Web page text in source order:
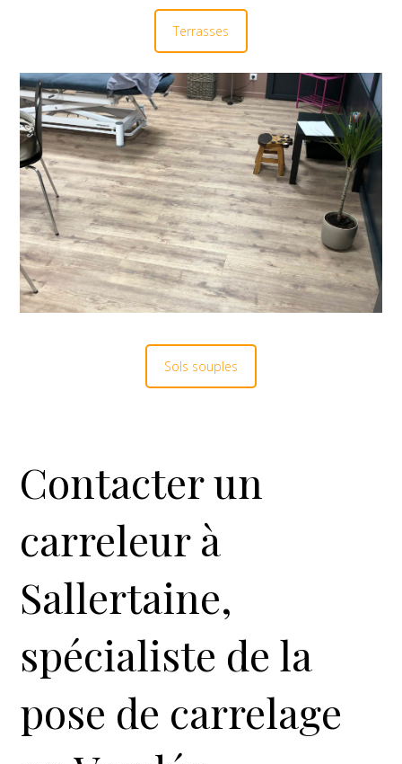
Terrasses
Sols souples
Contacter un
carreleur à
Sallertaine,
spécialiste de la
pose de carrelage